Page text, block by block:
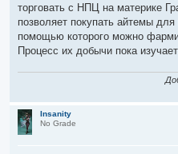
торговать с НПЦ на материке
позволяет покупать айтемы
помощью которого можно
Процесс их добычи пока
Insanity
No Grade